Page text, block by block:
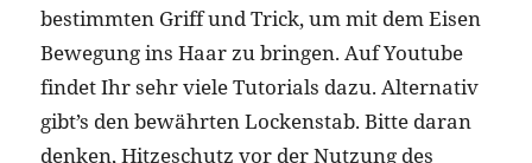
bestimmten Griff und Trick, um mit dem Eisen
Bewegung ins Haar zu bringen. Auf Youtube
findet Ihr sehr viele Tutorials dazu. Alternativ
gibt’s den bewährten Lockenstab. Bitte daran
denken, Hitzeschutz vor der Nutzung des